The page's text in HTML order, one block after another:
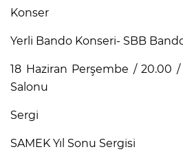
Konser
Yerli Bando Konseri- SBB
18 Haziran Perşembe / 20.00
Salonu
Sergi
SAMEK Yıl Sonu Sergisi